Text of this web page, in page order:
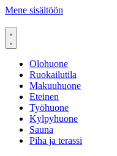
Mene sisältöön
Olohuone
Ruokailutila
Makuuhuone
Eteinen
Työhuone
Kylpyhuone
Sauna
Piha ja terassi